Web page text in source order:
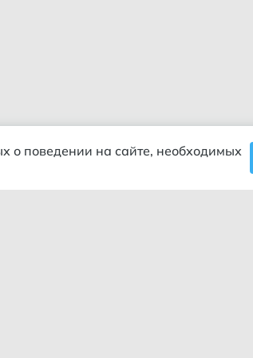
о поведении на сайте, необходимых